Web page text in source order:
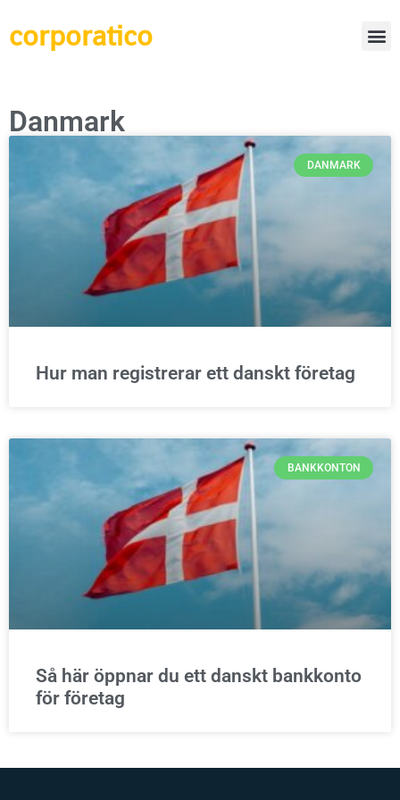
corporatico
Danmark
DANMARK
Hur man registrerar ett danskt företag
BANKKONTON
Så här öppnar du ett danskt bankkonto
för företag